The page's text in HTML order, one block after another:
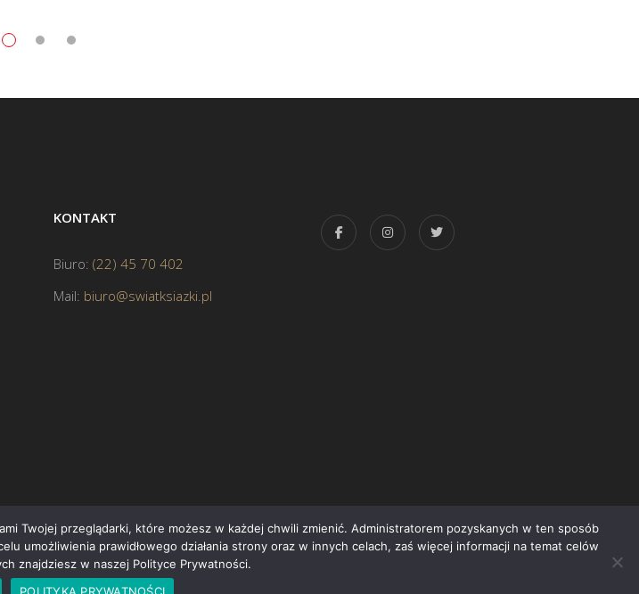
KONTAKT
Biuro: (22) 45 70 402
Mail: biuro@swiatksiazki.pl
Copyright © 2015 Świat Książki. Wszelkie prawa zastrzeżone
Twojej przeglądarki, które możesz w każdej chwili zmienić. Administratorem pozyskanych w ten sposób
umożliwienia prawidłowego działania strony oraz w innych celach, zaś więcej informacji na temat celów
znajdziesz w naszej Polityce Prywatności.
POLITYKA PRYWATNOŚCI